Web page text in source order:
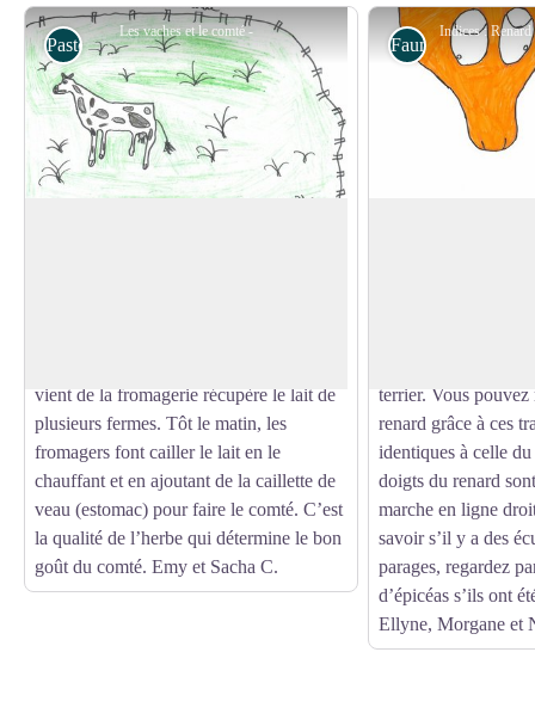
Les vaches et le comté -
Pastoralisme et Agriculture
vient de la fromagerie récupère le lait de
plusieurs fermes. Tôt le matin, les
fromagers font cailler le lait en le
chauffant et en ajoutant de la caillette de
veau (estomac) pour faire le comté. C’est
la qualité de l’herbe qui détermine le bon
goût du comté. Emy et Sacha C.
Faune
terrier. Vous pouvez
renard grâce à ces
identiques à celle
doigts du renard
marche en ligne
savoir s’il y a des
parages, regardez
d’épicéas s’ils ont
Ellyne, Morgane et